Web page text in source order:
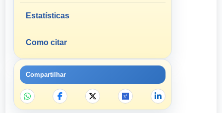
Estatísticas
Como citar
Compartilhar